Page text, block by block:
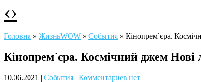
Чому дітям корисно читати
‹›
Головна » ЖизньWOW » События » Кінопрем`єра.
Кінопрем`єра. Космічний джем Нові
10.06.2021 | События | Комментариев нет